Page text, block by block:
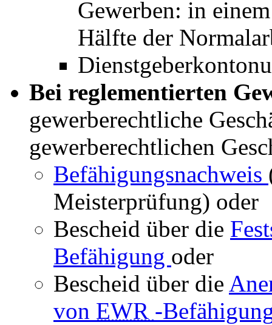
Gewerben: in
Hälfte der
Bei reglementierten
gewerberechtliche
gewerberechtlichen
Befähigungsnachweis
Meisterprüfung) oder
Bescheid über die
Befähigung oder
Bescheid über die
von EWR -